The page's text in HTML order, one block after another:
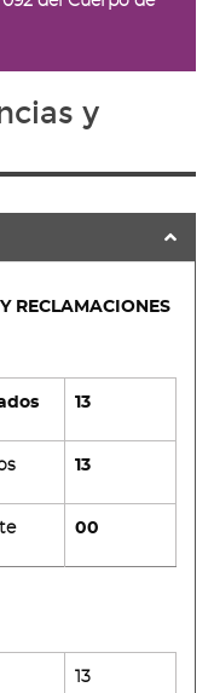
y
RECLAMACIONES
13
13
00
13